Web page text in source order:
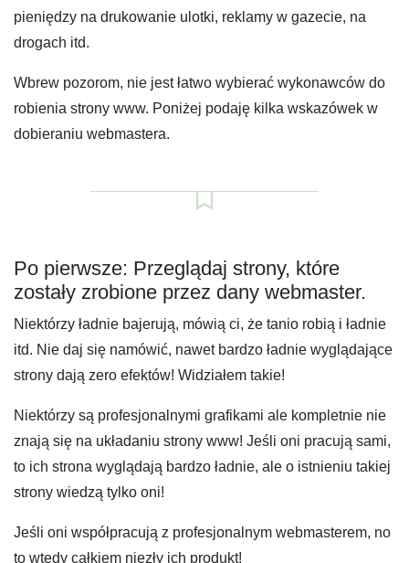
pieniędzy na drukowanie ulotki, reklamy w gazecie, na
drogach itd.
Wbrew pozorom, nie jest łatwo wybierać wykonawców do
robienia strony www. Poniżej podaję kilka wskazówek w
dobieraniu webmastera.
Po pierwsze: Przeglądaj strony, które
zostały zrobione przez dany webmaster.
Niektórzy ładnie bajerują, mówią ci, że tanio robią i ładnie
itd. Nie daj się namówić, nawet bardzo ładnie wyglądające
strony dają zero efektów! Widziałem takie!
Niektórzy są profesjonalnymi grafikami ale kompletnie nie
znają się na układaniu strony www! Jeśli oni pracują sami,
to ich strona wyglądają bardzo ładnie, ale o istnieniu takiej
strony wiedzą tylko oni!
Jeśli oni współpracują z profesjonalnym webmasterem, no
to wtedy całkiem niezły ich produkt!